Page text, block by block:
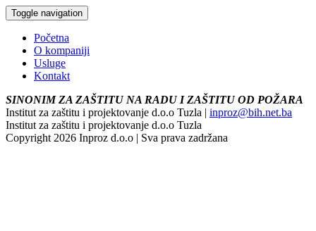
Toggle navigation
Početna
O kompaniji
Usluge
Kontakt
SINONIM ZA ZAŠTITU NA RADU I ZAŠTITU OD POŽARA
Institut za zaštitu i projektovanje d.o.o Tuzla | inproz@bih.net.ba
Institut za zaštitu i projektovanje d.o.o Tuzla
Copyright 2026 Inproz d.o.o | Sva prava zadržana